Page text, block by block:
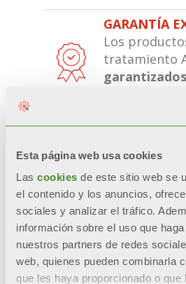
Esta página web usa cookies
Las cookies de este sitio web se
el contenido y los anuncios,
sociales y analizar el tráfico.
información sobre el uso que
nuestros partners de redes
web, quienes pueden combinarla
que les haya proporcionado o que
GARANTÍA
Los
tratamiento
ESTÉTICA
Estética,
tiempo
tratamientos
pintura por
polvos.